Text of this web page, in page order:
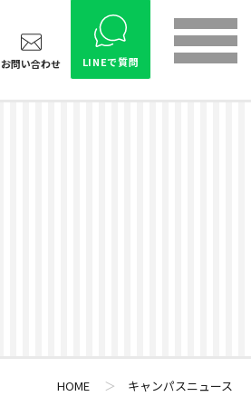
お問い合わせ LINEで質問
HOME ＞ キャンパスニュース